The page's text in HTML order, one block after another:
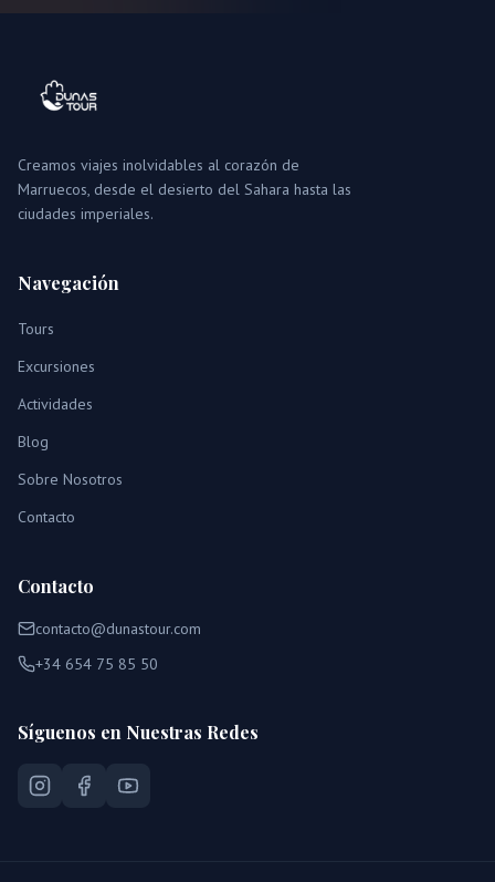
Creamos viajes inolvidables al corazón de
Marruecos, desde el desierto del Sahara hasta las
ciudades imperiales.
Navegación
Tours
Excursiones
Actividades
Blog
Sobre Nosotros
Contacto
Contacto
contacto@dunastour.com
+34 654 75 85 50
Síguenos en Nuestras Redes